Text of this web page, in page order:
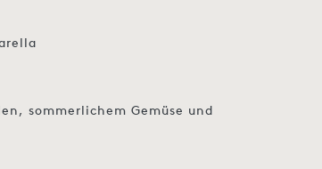
sommerlichem Gemüse und